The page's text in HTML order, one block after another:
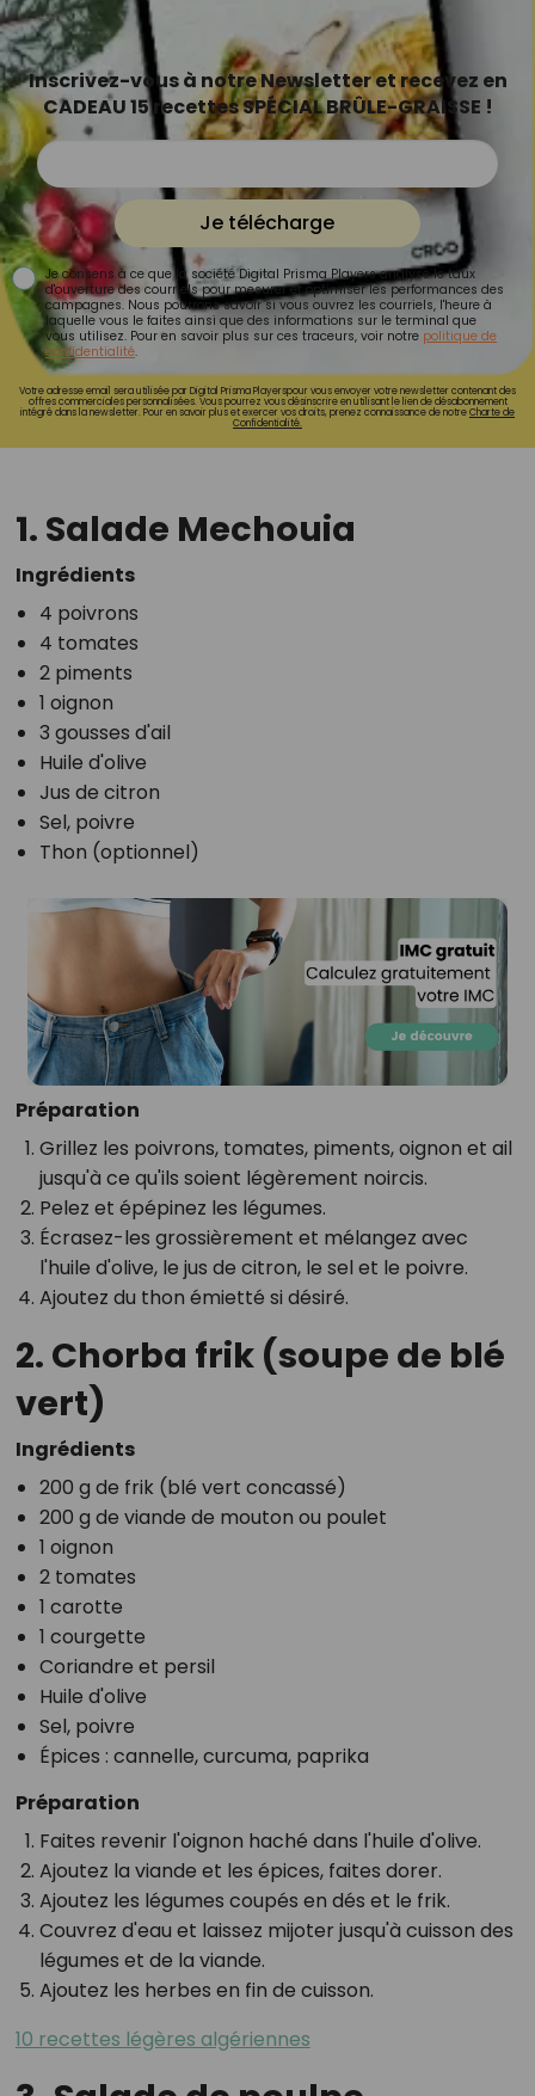
Inscrivez-vous à notre Newsletter et recevez en
CADEAU 15 recettes SPÉCIAL BRÛLE-GRAISSE !
Je télécharge
Je consens à ce que la société Digital Prisma Players analyse le taux
d'ouverture des courriels pour mesurer et optimiser les performances des
campagnes. Nous pourrons savoir si vous ouvrez les courriels, l'heure à
laquelle vous le faites ainsi que des informations sur le terminal que
vous utilisez. Pour en savoir plus sur ces traceurs, voir notre politique de
confidentialité.
Votre adresse email sera utilisée par Digital Prisma Playerspour vous envoyer votre newsletter contenant des
offres commerciales personnalisées. Vous pourrez vous désinscrire en utilisant le lien de désabonnement
intégré dans la newsletter. Pour en savoir plus et exercer vos droits, prenez connaissance de notreCharte de
Confidentialité.
1. Salade Mechouia
Ingrédients
4 poivrons
4 tomates
2 piments
1 oignon
3 gousses d'ail
Huile d'olive
Jus de citron
Sel, poivre
Thon (optionnel)
Préparation
Grillez les poivrons, tomates, piments, oignon et ail
jusqu'à ce qu'ils soient légèrement noircis.
Pelez et épépinez les légumes.
Écrasez-les grossièrement et mélangez avec
l'huile d'olive, le jus de citron, le sel et le poivre.
Ajoutez du thon émietté si désiré.
2. Chorba frik (soupe de blé
vert)
Ingrédients
200 g de frik (blé vert concassé)
200 g de viande de mouton ou poulet
1 oignon
2 tomates
1 carotte
1 courgette
Coriandre et persil
Huile d'olive
Sel, poivre
Épices : cannelle, curcuma, paprika
Préparation
Faites revenir l'oignon haché dans l'huile d'olive.
Ajoutez la viande et les épices, faites dorer.
Ajoutez les légumes coupés en dés et le frik.
Couvrez d'eau et laissez mijoter jusqu'à cuisson des
légumes et de la viande.
Ajoutez les herbes en fin de cuisson.
10 recettes légères algériennes